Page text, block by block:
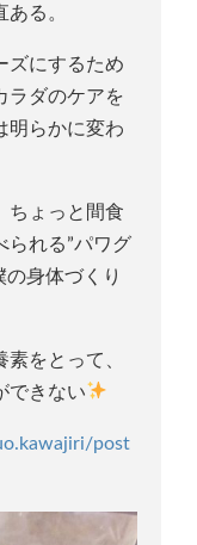
る。
ズにするため
ラダのケアを
明らかに変わ
ちょっと間食
られる”パワグ
の身体づくり
をとって、
できない
post